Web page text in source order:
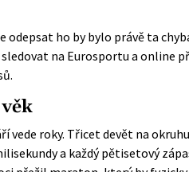
odepsat ho by bylo právě ta
na Eurosportu a online
vede roky. Třicet devět na
a každý pětisetový